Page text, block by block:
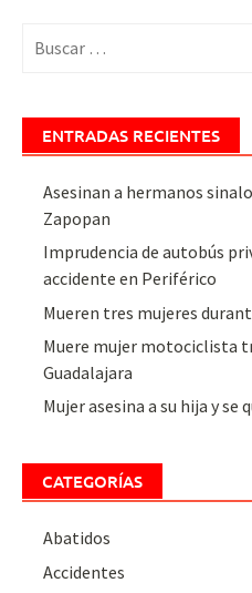
ENTRADAS RECIENTES
Asesinan a hermanos
Zapopan
Imprudencia de autobús
accidente en Periférico
Mueren tres mujeres
Muere mujer motociclista
Guadalajara
Mujer asesina a su hija y se
CATEGORÍAS
Abatidos
Accidentes